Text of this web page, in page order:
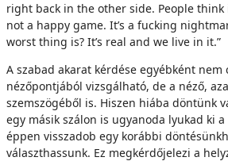
right back in the other side. People think
not a happy game. It’s a fucking
worst thing is? It’s real and we live in it.”
A szabad akarat kérdése egyébként nem
nézőpontjából vizsgálható, de a néző,
szemszögéből is. Hiszen hiába döntünk
egy másik szálon is ugyanoda lyukad ki
éppen visszadob egy korábbi
választhassunk. Ez megkérdőjelezi a